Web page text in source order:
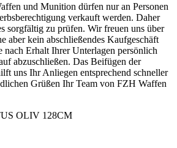
und Munition dürfen nur an Personen
verkauft werden. Daher
sorgfältig zu prüfen. Wir freuen uns über
aber kein abschließendes Kaufgeschäft
nach Erhalt Ihrer Unterlagen persönlich
abzuschließen. Das Beifügen der
uns Ihr Anliegen entsprechend schneller
Grüßen Ihr Team von FZH Waffen
OLIV 128CM